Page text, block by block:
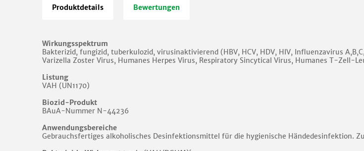
Produktdetails Bewertungen
Wirkungsspektrum
Bakterizid, fungizid, tuberkulozid, virusinaktivierend (HBV, HCV, HDV, HIV, Influenzavirus
Varizella Zoster Virus, Humanes Herpes Virus, Respiratory Sincytical Virus, Humanes T-Zell-
Listung
VAH (UN1170)
Biozid-Produkt
BAuA-Nummer N-44236
Anwendungsbereiche
Gebrauchsfertiges alkoholisches Desinfektionsmittel für die hygienische Händedesinfektion.